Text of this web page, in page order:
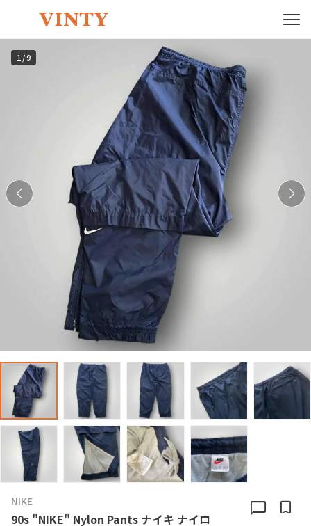
1 /9
NIKE
90s "NIKE" Nylon Pants ナイキ ナイロ
chat_bubble bookmark